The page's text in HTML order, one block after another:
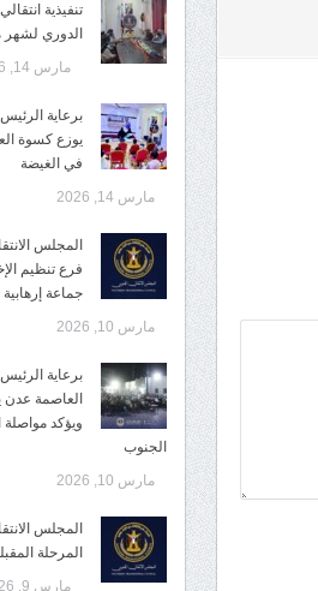
تنفيذية
الدوري
مارس 14, 2026
برعاية
يوزع كسوة
في الغيضة
مارس 14, 2026
المجلس
فرع تنظيم
جماعة إرهابية
مارس 10, 2026
برعاية
العاصمة عدن
ويؤكد
الجنوب
مارس 10, 2026
المجلس
المرحلة
مارس 9, 2026